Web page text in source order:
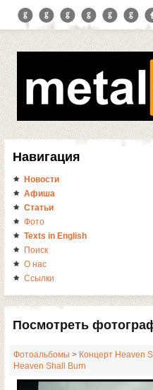
Навигация
Новости
Афиша
Статьи
Фото
Texts in English
Поиск
О нас
Ссылки
Посмотреть
Фотоальбомы > Концерт Heaven
Heaven Shall Burn